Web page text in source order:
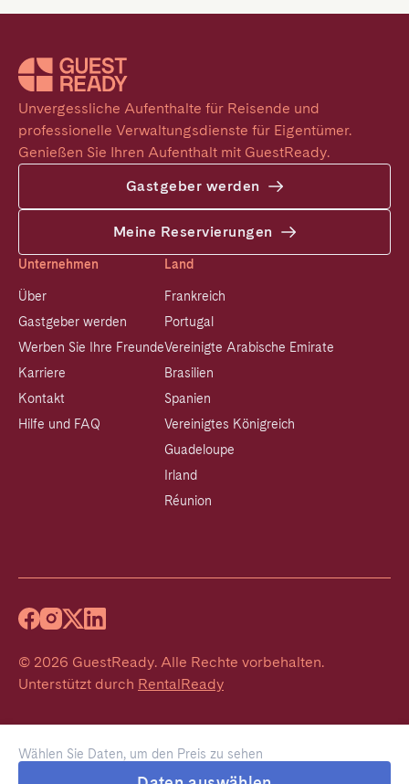
Wählen Sie Daten, um den Preis zu sehen
Unvergessliche Aufenthalte für Reisende und
professionelle Verwaltungsdienste für Eigentümer.
Genießen Sie Ihren Aufenthalt mit GuestReady.
Gastgeber werden
Meine Reservierungen
Unternehmen
Über
Gastgeber werden
Werben Sie Ihre Freunde
Karriere
Kontakt
Hilfe und FAQ
Land
Frankreich
Portugal
Vereinigte Arabische Emirate
Brasilien
Spanien
Vereinigtes Königreich
Guadeloupe
Irland
Réunion
© 2026 GuestReady. Alle Rechte vorbehalten.
Unterstützt durch RentalReady